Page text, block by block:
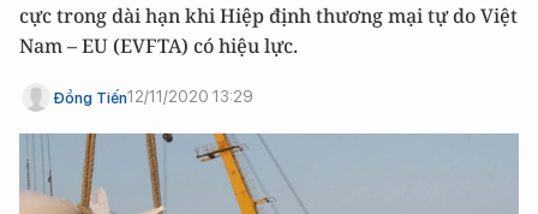
cực trong dài hạn khi Hiệp định thương mại tự do Việt
Nam – EU (EVFTA) có hiệu lực.
Đồng Tiến12/11/2020 13:29